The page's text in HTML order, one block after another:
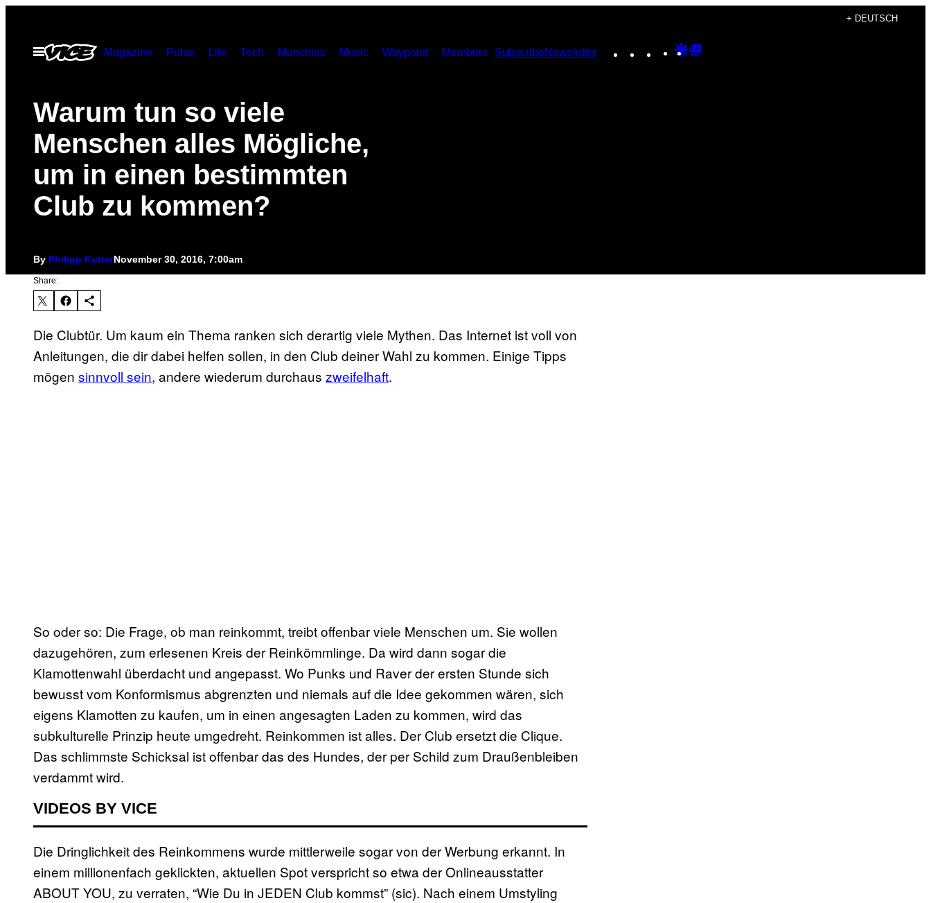
content
+ DEUTSCH
Open
Menu
Magazine Pulse Life Tech Munchies Music Waypoint Members SubscribeNewsletter Instagram
TikTokYouTube
Google
Warum tun so viele
Menschen alles Mögliche,
um in einen bestimmten
Club zu kommen?
By Philipp KutterNovember 30, 2016, 7:00am
Share:
Die Clubtür. Um kaum ein Thema ranken sich derartig viele Mythen. Das Internet ist voll von
Anleitungen, die dir dabei helfen sollen, in den Club deiner Wahl zu kommen. Einige Tipps
mögen sinnvoll sein, andere wiederum durchaus zweifelhaft.
So oder so: Die Frage, ob man reinkommt, treibt offenbar viele Menschen um. Sie wollen
dazugehören, zum erlesenen Kreis der Reinkömmlinge. Da wird dann sogar die
Klamottenwahl überdacht und angepasst. Wo Punks und Raver der ersten Stunde sich
bewusst vom Konformismus abgrenzten und niemals auf die Idee gekommen wären, sich
eigens Klamotten zu kaufen, um in einen angesagten Laden zu kommen, wird das
subkulturelle Prinzip heute umgedreht. Reinkommen ist alles. Der Club ersetzt die Clique.
Das schlimmste Schicksal ist offenbar das des Hundes, der per Schild zum Draußenbleiben
verdammt wird.
VIDEOS BY VICE
Die Dringlichkeit des Reinkommens wurde mittlerweile sogar von der Werbung erkannt. In
einem millionenfach geklickten, aktuellen Spot verspricht so etwa der Onlineausstatter
ABOUT YOU, zu verraten, “Wie Du in JEDEN Club kommst” (sic). Nach einem Umstyling